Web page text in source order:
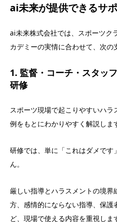
ai未来が提供できるサ
ai未来株式会社では、スポーツク
カデミーの実情に合わせて、次の
1. 監督・コーチ・スタッ
研修
スポーツ現場で起こりやすいハ
例をもとにわかりやすく解説しま
研修では、単に「これはダメで
ん。
厳しい指導とハラスメントの境
方、感情的にならない指導、保
ど、現場で使える内容を重視しま